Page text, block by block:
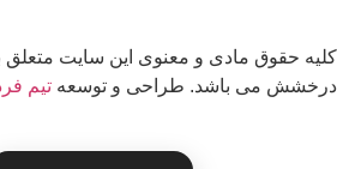
حقوق مادی و معنوی این سایت متعلق
می باشد. طراحی و توسعهتیم فرد
قدرت گرفته از